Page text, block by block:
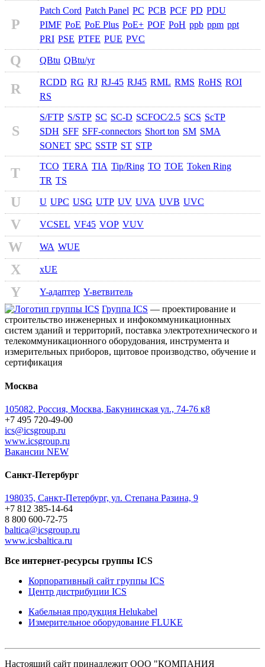
P
Patch Cord Patch Panel PC PCB PCF PD PDU
PIMF PoE PoE Plus PoE+ POF PoH ppb ppm ppt
PRI PSE PTFE PUE PVC
Q QBtu QBtu/yr
R RCDD RG RJ RJ-45 RJ45 RML RMS RoHS ROI
RS
S
S/FTP S/STP SC SC-D SCFOC⁄2.5 SCS ScTP
SDH SFF SFF-connectors Short ton SM SMA
SONET SPC SSTP ST STP
T TCO TERA TIA Tip/Ring TO TOE Token Ring
TR TS
U U UPC USG UTP UV UVA UVB UVC
V VCSEL VF45 VOP VUV
W WA WUE
X xUE
Y Y-адаптер Y-ветвитель
Группа ICS — проектирование и
строительство инженерных и инфокоммуникационных
систем зданий и территорий, поставка электротехнического и
телекоммуникационного оборудования, инструмента и
измерительных приборов, щитовое производство, обучение и
сертификация
Москва
105082, Россия, Москва, Бакунинская ул., 74-76 к8
+7 495 720-49-00
ics@icsgroup.ru
www.icsgroup.ru
Вакансии NEW
Санкт-Петербург
198035, Санкт-Петербург, ул. Степана Разина, 9
+7 812 385-14-64
8 800 600-72-75
baltica@icsgroup.ru
www.icsbaltica.ru
Все интернет-ресурсы группы ICS
Корпоративный сайт группы ICS
Центр дистрибуции ICS
Кабельная продукция Helukabel
Измерительное оборудование FLUKE
Настоящий сайт принадлежит ООО "КОМПАНИЯ